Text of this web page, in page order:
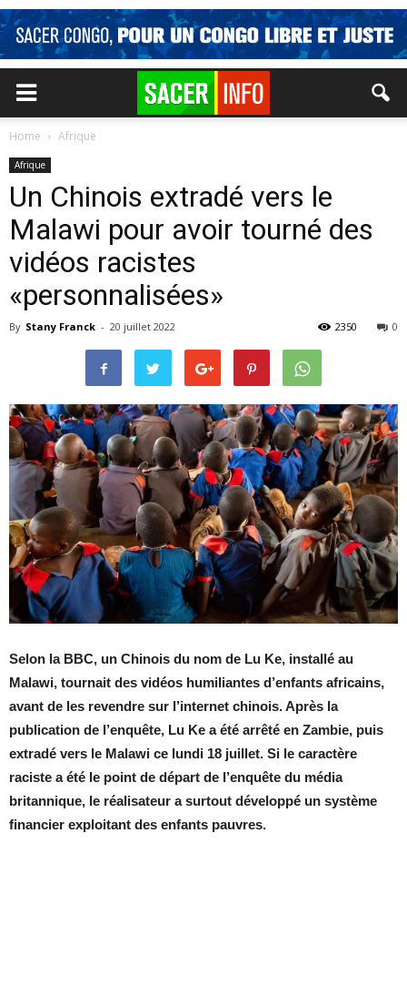
Home Afrique
Afrique
Un Chinois extradé vers le
Malawi pour avoir tourné des
vidéos racistes
«personnalisées»
By Stany Franck - 20 juillet 2022 0
2350
Selon la BBC, un Chinois du nom de Lu Ke, installé au
Malawi, tournait des vidéos humiliantes d’enfants africains,
avant de les revendre sur l’internet chinois. Après la
publication de l’enquête, Lu Ke a été arrêté en Zambie, puis
extradé vers le Malawi ce lundi 18 juillet. Si le caractère
raciste a été le point de départ de l’enquête du média
britannique, le réalisateur a surtout développé un système
financier exploitant des enfants pauvres.